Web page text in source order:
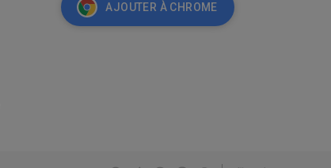
AJOUTER À CHROME